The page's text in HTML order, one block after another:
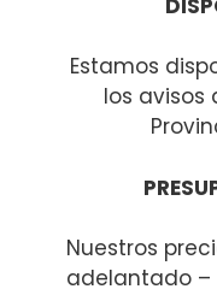
Estamos
los avisos
Nuestros
adelantado –